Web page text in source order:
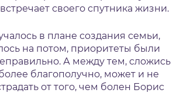
своего спутника жизни.
в плане создания семьи,
на потом, приоритеты были
А между тем, сложись
благополучно, может и не
от того, чем болен Борис